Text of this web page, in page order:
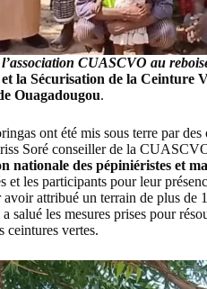
CUASCVO au
la Sécurisation de la Ceinture
Ouagadougou.
ont été mis sous terre par
Soré conseiller de la
nationale des pépiniéristes et
et les participants pour leur
attribué un terrain de plus de
les mesures prises pour
ceintures vertes.